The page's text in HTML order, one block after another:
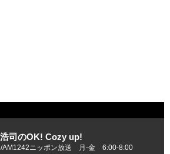
司のOK! Cozy up!
AM1242ニッポン放送 月-金 6:00-8:00